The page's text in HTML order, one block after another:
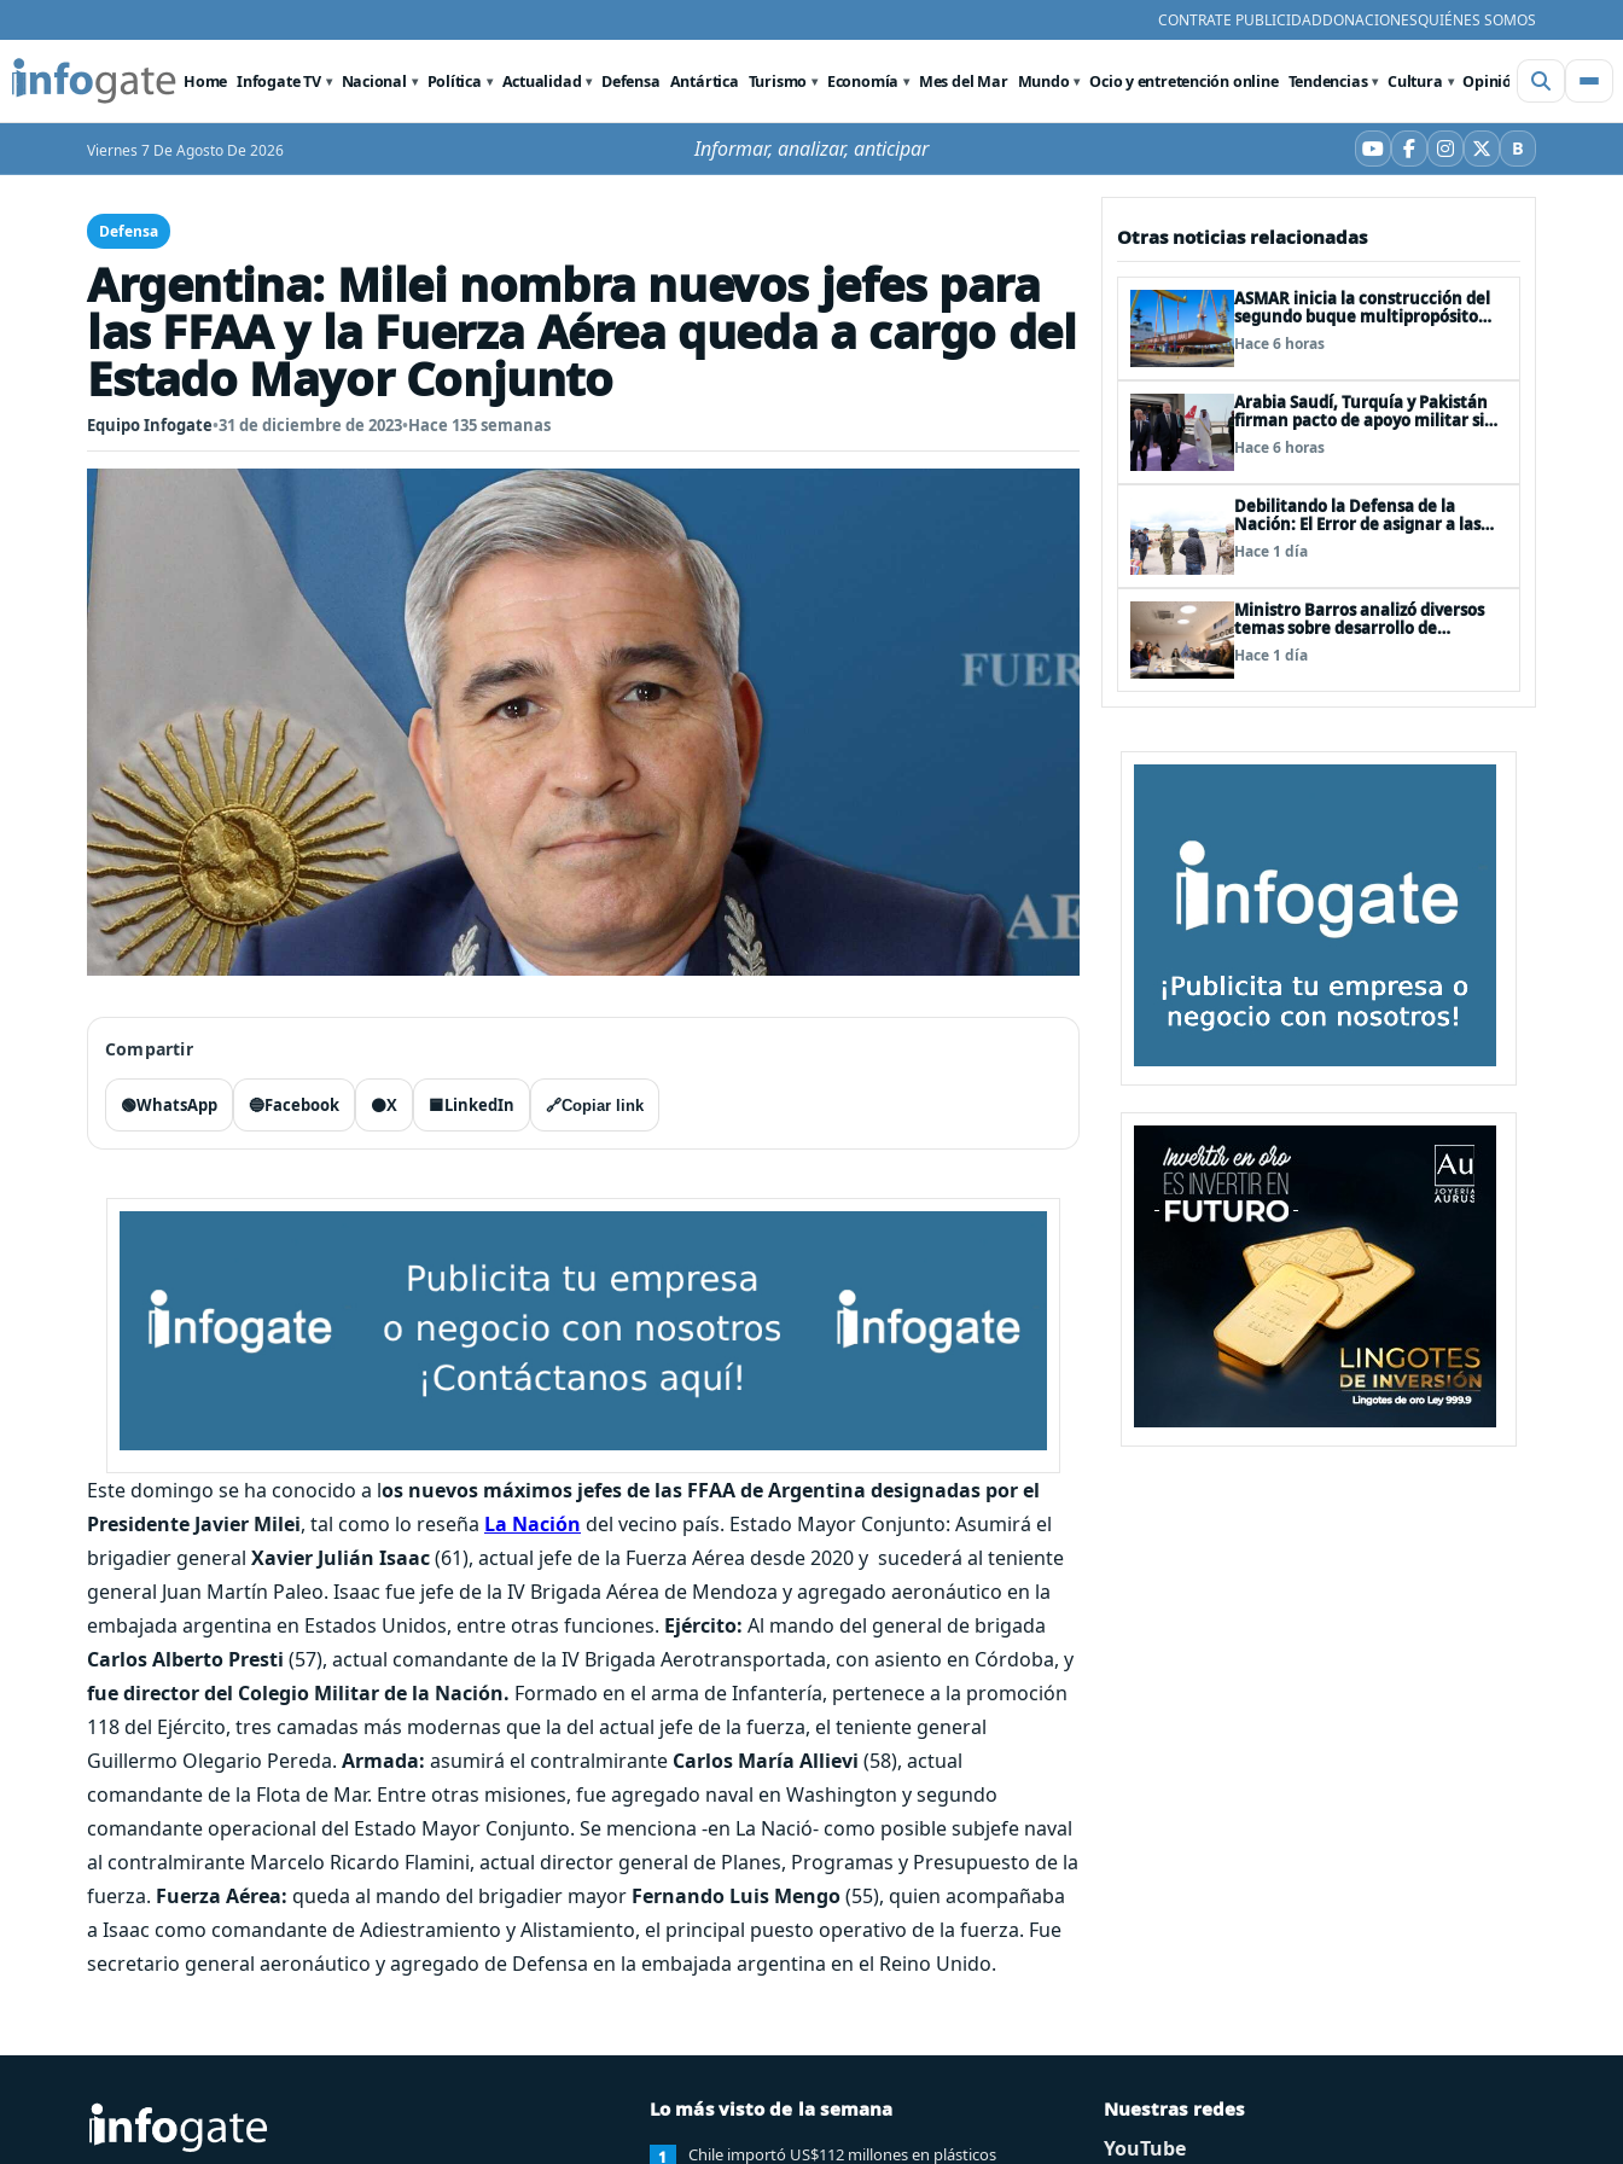
CONTRATE PUBLICIDADDONACIONESQUIÉNES SOMOS
Home Infogate TV Nacional Política Actualidad Defensa Antártica Turismo Economía Mes del Mar Mundo Ocio y entretención online Tendencias Cultura Opinión Videos
Viernes 7 De Agosto De 2026 Informar, analizar, anticipar YouTube
Facebook
Instagram
X BBluesky
Defensa
Argentina: Milei nombra nuevos jefes para
las FFAA y la Fuerza Aérea queda a cargo del
Estado Mayor Conjunto
Equipo Infogate•31 de diciembre de 2023•Hace 135 semanas
Compartir
🟢WhatsApp 🔵Facebook ⚫X 🟦LinkedIn 🔗Copiar link
Este domingo se ha conocido a los nuevos máximos jefes de las FFAA de Argentina designadas por el
Presidente Javier Milei, tal como lo reseña La Nación del vecino país. Estado Mayor Conjunto: Asumirá el
brigadier general Xavier Julián Isaac(61), actual jefe de la Fuerza Aérea desde 2020 y sucederá al teniente
general Juan Martín Paleo. Isaac fue jefe de la IV Brigada Aérea de Mendoza y agregado aeronáutico en la
embajada argentina en Estados Unidos, entre otras funciones. Ejército: Al mando del general de brigada
Carlos Alberto Presti (57), actual comandante de la IV Brigada Aerotransportada, con asiento en Córdoba, y
fue director del Colegio Militar de la Nación. Formado en el arma de Infantería, pertenece a la promoción
118 del Ejército, tres camadas más modernas que la del actual jefe de la fuerza, el teniente general
Guillermo Olegario Pereda. Armada: asumirá el contralmirante Carlos María Allievi (58), actual
comandante de la Flota de Mar. Entre otras misiones, fue agregado naval en Washington y segundo
comandante operacional del Estado Mayor Conjunto. Se menciona -en La Nació- como posible subjefe naval
al contralmirante Marcelo Ricardo Flamini, actual director general de Planes, Programas y Presupuesto de la
fuerza. Fuerza Aérea: queda al mando del brigadier mayor Fernando Luis Mengo(55), quien acompañaba
a Isaac como comandante de Adiestramiento y Alistamiento, el principal puesto operativo de la fuerza. Fue
secretario general aeronáutico y agregado de Defensa en la embajada argentina en el Reino Unido.
Otras noticias relacionadas
ASMAR inicia la construcción del
segundo buque multipropósito
LPD “Rapa Nui”
Hace 6 horas
Arabia Saudí, Turquía y Pakistán
firman pacto de apoyo militar si
alguno de ellos es atacado
Hace 6 horas
Debilitando la Defensa de la
Nación: El Error de asignar a las
FFAA labores policiales
Hace 1 día
Ministro Barros analizó diversos
temas sobre desarrollo de
capacidades estratégicas en
sesión del Consejo de Política
Hace 1 día
Lo más visto de la semana
1
Chile importó US$112 millones en plásticos
Nuestras redes
YouTube